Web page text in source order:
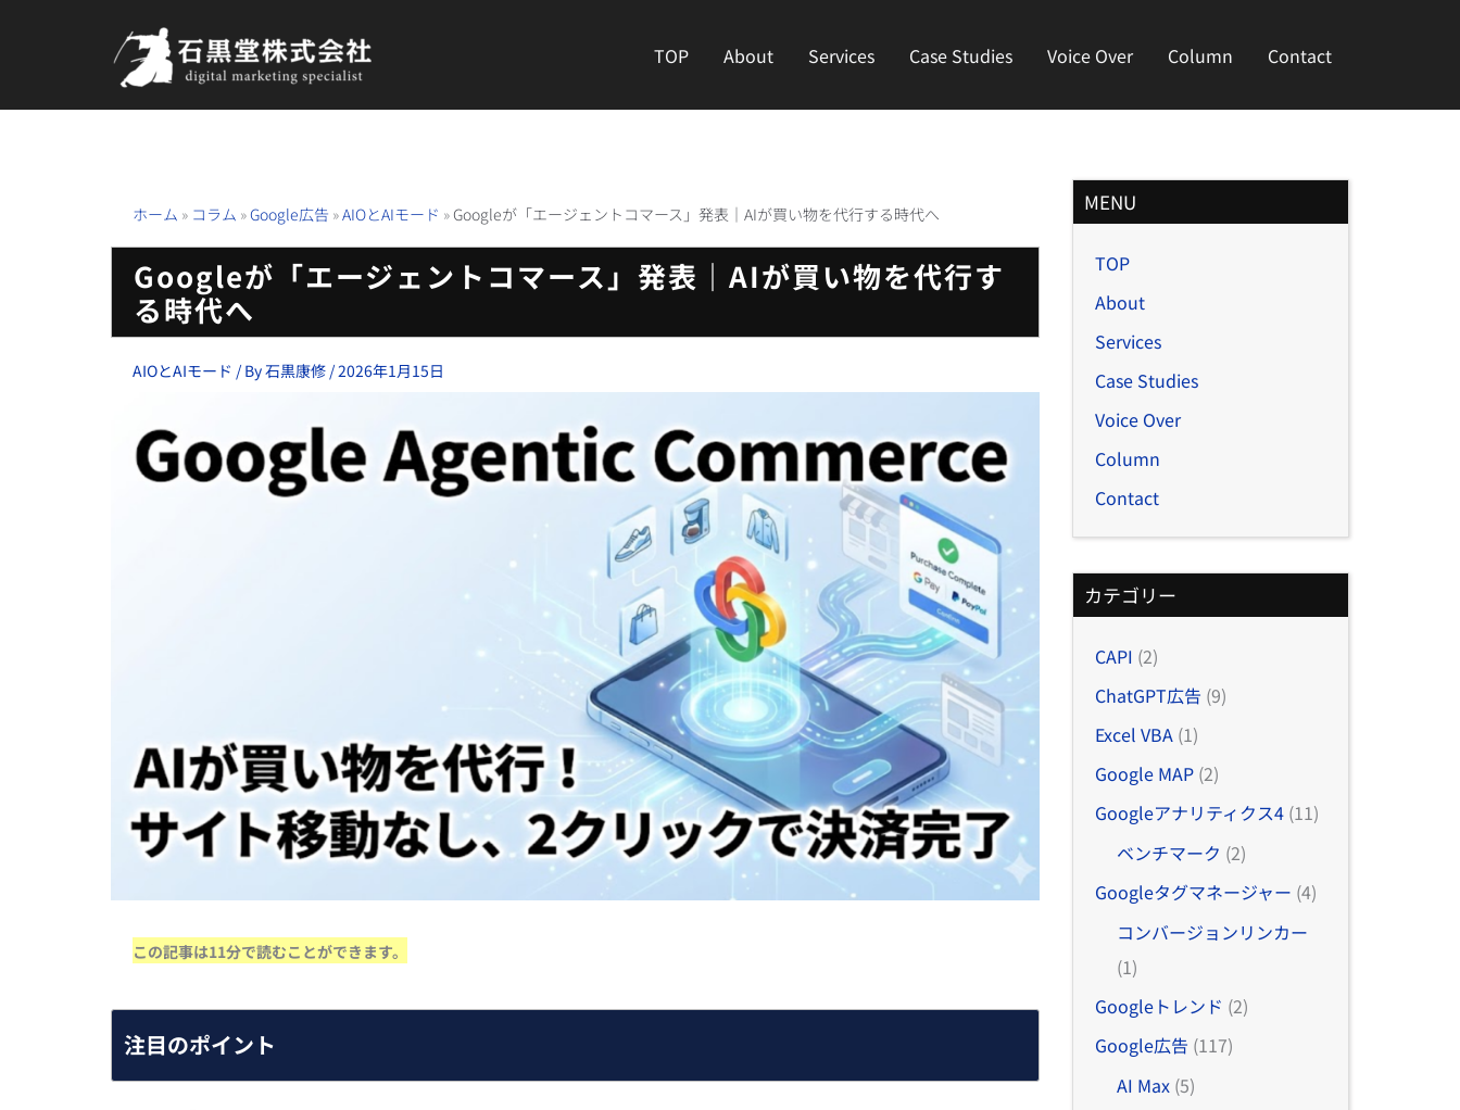
ス
TOP About Services Case Studies Voice Over Column Contact
ホーム » コラム »Google広告 »AIOとAIモード » Googleが「エージェントコマース」発表｜AIが買い物を代行する時代へ
Googleが「エージェントコマース」発表｜AIが買い物を代行す
る時代へ
AIOとAIモード / By石黒康修 /2026年1月15日
この記事は11分で読むことができます。
注目のポイント
MENU
TOP
About
Services
Case Studies
Voice Over
Column
Contact
カテゴリー
CAPI (2)
ChatGPT広告 (9)
Excel VBA (1)
Google MAP (2)
Googleアナリティクス4 (11)
ベンチマーク (2)
Googleタグマネージャー (4)
コンバージョンリンカー
(1)
Googleトレンド (2)
Google広告 (117)
AI Max (5)
月
別
記
事